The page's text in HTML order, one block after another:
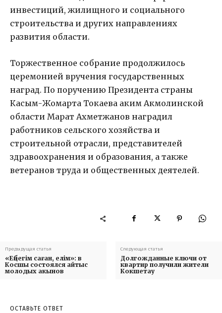
инвестиций, жилищного и социального
строительства и других направлениях
развития области.
Торжественное собрание продолжилось
церемонией вручения государственных
наград. По поручению Президента страны
Касым-Жомарта Токаева аким Акмолинской
области Марат Ахметжанов наградил
работников сельского хозяйства и
строительной отрасли, представителей
здравоохранения и образования, а также
ветеранов труда и общественных деятелей.
Предыдущая статья
«Еңбегім саған, елім»: в
Косшы состоялся айтыс
молодых акынов
Следующая статья
Долгожданные ключи от
квартир получили жители
Кокшетау
ОСТАВЬТЕ ОТВЕТ